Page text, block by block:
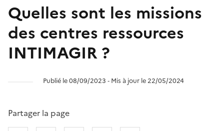
Quelles sont les missions
des centres ressources
INTIMAGIR ?
Publié le 08/09/2023 ‐ Mis à jour le 22/05/2024
Partager la page